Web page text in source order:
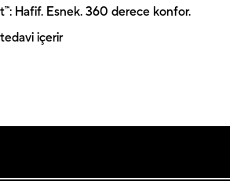
Hafif. Esnek. 360 derece konfor.
tedavi içerir